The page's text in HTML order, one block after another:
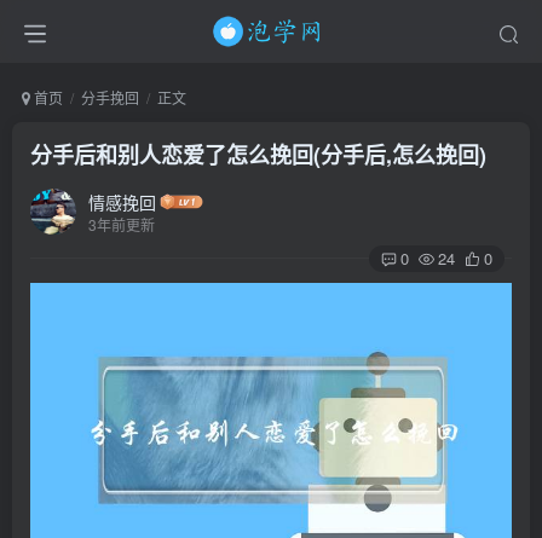
首页 分手挽回 正文
分手后和别人恋爱了怎么挽回(分手后,怎么挽回)
情感挽回
3年前更新
0 24 0